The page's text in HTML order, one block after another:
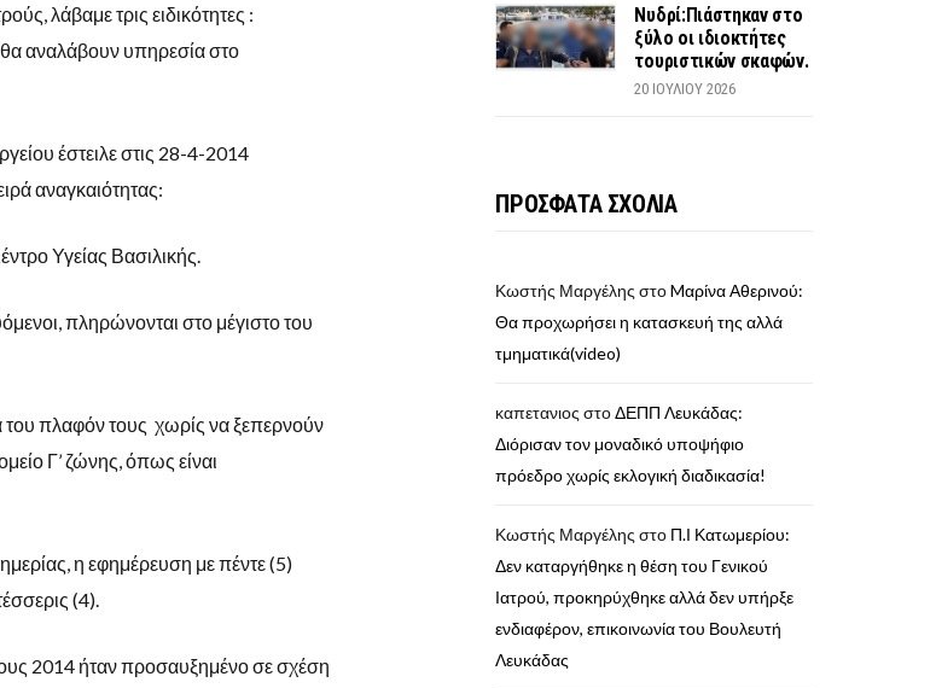
λάβαμε τρις ειδικότητες :
αναλάβουν υπηρεσία στο
έστειλε στις 28-4-2014
αναγκαιότητας:
Υγείας Βασιλικής.
πληρώνονται στο μέγιστο του
του πλαφόν τους χωρίς να ξεπερνούν
Γ’ ζώνης, όπως είναι
η εφημέρευση με πέντε (5)
(4).
2014 ήταν προσαυξημένο σε σχέση
Νυδρί:Πιάστηκαν στο
ξύλο οι ιδιοκτήτες
τουριστικών σκαφών.
20 ΙΟΥΛΊΟΥ 2026
ΠΡΟΣΦΑΤΑ ΣΧΟΛΙΑ
Κωστής Μαργέλης στοMαρίνα Αθερινού:
Θα προχωρήσει η κατασκευή της αλλά
τμηματικά(video)
καπετανιος στοΔΕΠΠ Λευκάδας:
Διόρισαν τον μοναδικό υποψήφιο
πρόεδρο χωρίς εκλογική διαδικασία!
Κωστής Μαργέλης στο Π.Ι Κατωμερίου:
Δεν καταργήθηκε η θέση του Γενικού
Ιατρού, προκηρύχθηκε αλλά δεν υπήρξε
ενδιαφέρον, επικοινωνία του Βουλευτή
Λευκάδας